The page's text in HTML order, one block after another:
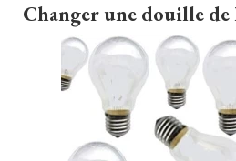
Changer une douille de